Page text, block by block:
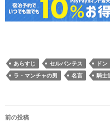
あらすじ セルバンテス ドン
ラ・マンチャの男
名言 騎士
投
前の投稿